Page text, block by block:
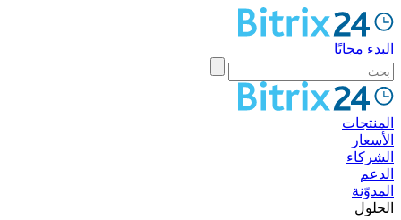
البدء مجانًا
المنتجات
الأسعار
الشركاء
الدعم
المدوّنة
الحلول